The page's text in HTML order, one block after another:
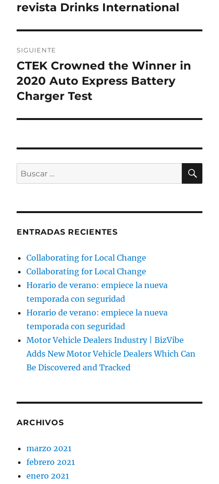
revista Drinks International
SIGUIENTE
Entrada
siguiente:
CTEK Crowned the Winner in
2020 Auto Express Battery
Charger Test
Buscar
por:
ENTRADAS RECIENTES
Collaborating for Local Change
Collaborating for Local Change
Horario de verano: empiece la nueva
temporada con seguridad
Horario de verano: empiece la nueva
temporada con seguridad
Motor Vehicle Dealers Industry | BizVibe
Adds New Motor Vehicle Dealers Which Can
Be Discovered and Tracked
ARCHIVOS
marzo 2021
febrero 2021
enero 2021